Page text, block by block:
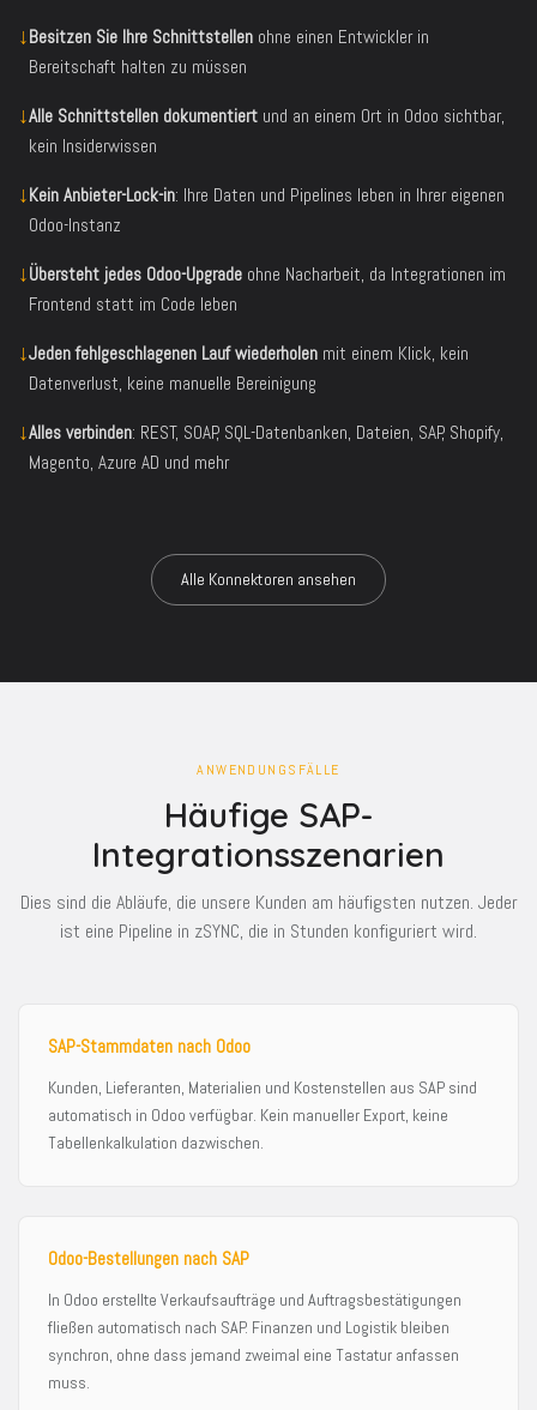
↓Besitzen Sie Ihre Schnittstellen ohne einen Entwickler in
Bereitschaft halten zu müssen
↓Alle Schnittstellen dokumentiert und an einem Ort in Odoo sichtbar,
kein Insiderwissen
↓Kein Anbieter-Lock-in: Ihre Daten und Pipelines leben in Ihrer eigenen
Odoo-Instanz
↓Übersteht jedes Odoo-Upgrade ohne Nacharbeit, da Integrationen im
Frontend statt im Code leben
↓Jeden fehlgeschlagenen Lauf wiederholen mit einem Klick, kein
Datenverlust, keine manuelle Bereinigung
↓Alles verbinden: REST, SOAP, SQL-Datenbanken, Dateien, SAP, Shopify,
Magento, Azure AD und mehr
Alle Konnektoren ansehen
ANWENDUNGSFÄLLE
Häufige SAP-
Integrationsszenarien
Dies sind die Abläufe, die unsere Kunden am häufigsten nutzen. Jeder
ist eine Pipeline in zSYNC, die in Stunden konfiguriert wird.
SAP-Stammdaten nach Odoo
Kunden, Lieferanten, Materialien und Kostenstellen aus SAP sind
automatisch in Odoo verfügbar. Kein manueller Export, keine
Tabellenkalkulation dazwischen.
Odoo-Bestellungen nach SAP
In Odoo erstellte Verkaufsaufträge und Auftragsbestätigungen
fließen automatisch nach SAP. Finanzen und Logistik bleiben
synchron, ohne dass jemand zweimal eine Tastatur anfassen
muss.